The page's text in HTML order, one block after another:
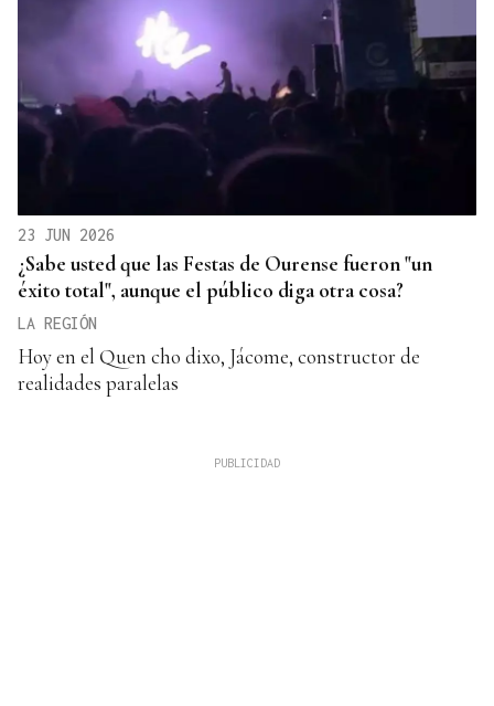
23 JUN 2026
¿Sabe usted que las Festas de Ourense fueron "un
éxito total", aunque el público diga otra cosa?
LA REGIÓN
Hoy en el Quen cho dixo, Jácome, constructor de
realidades paralelas